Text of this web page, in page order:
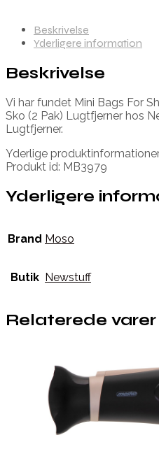
Beskrivelse
Yderligere information
Beskrivelse
Vi har fundet Mini Bags For
Sko (2 Pak) Lugtfjerner hos
Lugtfjerner.
Yderlige
Produkt id: MB3979
Yderligere
Brand Moso
Butik Newstuff
Relaterede varer